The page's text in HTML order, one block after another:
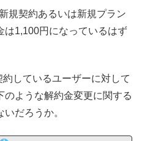
規契約あるいは新規プラン
は1,100円になっているはず
しているユーザーに対して
ような解約金変更に関する
だろうか。